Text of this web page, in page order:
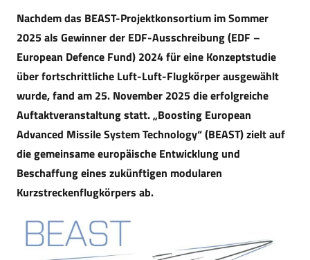
Nachdem das BEAST-Projektkonsortium im Sommer
2025 als Gewinner der EDF-Ausschreibung (EDF –
European Defence Fund) 2024 für eine Konzeptstudie
über fortschrittliche Luft-Luft-Flugkörper ausgewählt
wurde, fand am 25. November 2025 die erfolgreiche
Auftaktveranstaltung statt. „Boosting European
Advanced Missile System Technology“ (BEAST) zielt auf
die gemeinsame europäische Entwicklung und
Beschaffung eines zukünftigen modularen
Kurzstreckenflugkörpers ab.